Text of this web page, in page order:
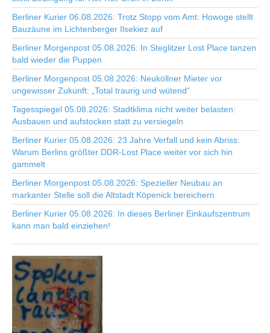
Berliner Kurier 06.08.2026: Trotz Stopp vom Amt: Howoge stellt
Bauzäune im Lichtenberger Ilsekiez auf
Berliner Morgenpost 05.08.2026: In Steglitzer Lost Place tanzen
bald wieder die Puppen
Berliner Morgenpost 05.08.2026: Neuköllner Mieter vor
ungewisser Zukunft: „Total traurig und wütend“
Tagesspiegel 05.08.2026: Stadtklima nicht weiter belasten:
Ausbauen und aufstocken statt zu versiegeln
Berliner Kurier 05.08.2026: 23 Jahre Verfall und kein Abriss:
Warum Berlins größter DDR-Lost Place weiter vor sich hin
gammelt
Berliner Morgenpost 05.08.2026: Spezieller Neubau an
markanter Stelle soll die Altstadt Köpenick bereichern
Berliner Kurier 05.08.2026: In dieses Berliner Einkaufszentrum
kann man bald einziehen!